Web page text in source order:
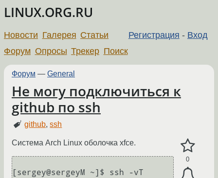
LINUX.ORG.RU
Регистрация - Вход
Новости Галерея Статьи
Форум Опросы Трекер Поиск
Форум — General
Не могу подключиться к
github по ssh
github,ssh
0
Система Arch Linux оболочка xfce.
[sergey@sergeyM ~]$ ssh -vT